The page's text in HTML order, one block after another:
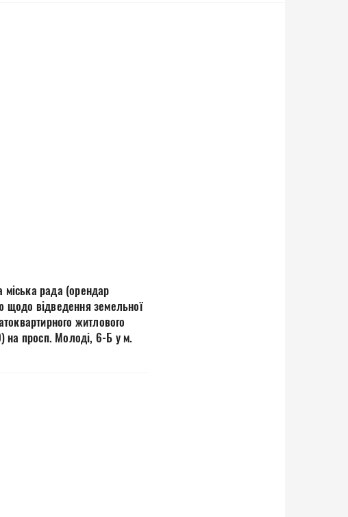
міська рада (орендар
щодо відведення земельної
житлового
на просп. Молоді, 6-Б у м.